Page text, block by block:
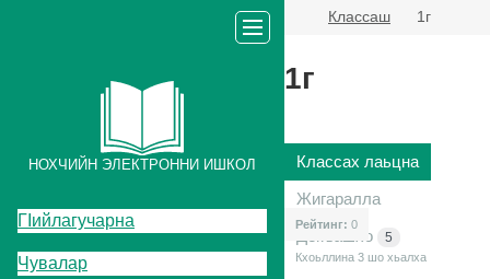
Классаш 1г
НОХЧИЙН ЭЛЕКТРОННИ ИШКОЛ
ГIийлагучарна
Чувалар
1г
Классах лаьцна
Жигаралла
Декъашхо
5
Рейтинг: 0
Кхоьллина 3 шо хьалха